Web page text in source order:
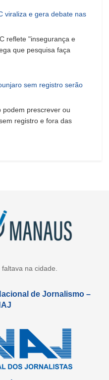
viraliza e gera debate nas
reflete "insegurança e
que pesquisa faça
sem registro serão
podem prescrever ou
registro e fora das
na cidade.
de Jornalismo –